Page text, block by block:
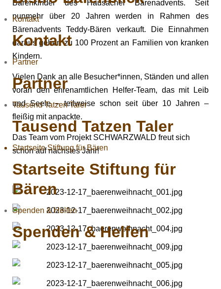
Kontakt
Kontakt
Partner
Partner
Tausend Tatzen Taler
Tausend Tatzen Taler
Startseite Stiftung für Bären
Startseite Stiftung für
Bären
Spenden & Helfen
Spenden & Helfen
Bärenkinder des Hausacher Bärenadvents. Seit
nunmehr über 20 Jahren werden in Rahmen des
Bärenadvents Teddy-Bären verkauft. Die Einnahmen
daraus gehen zu 100 Prozent an Familien von kranken
Kindern.
Vielen Dank an alle Besucher*innen, Ständen und allen
voran den ehrenamtlichen Helfer-Team, das mit Leib
und Seele – teilweise schon seit über 10 Jahren –
fleißig mit anpackte.
Das Team vom Projekt SCHWARZWALD freut sich
schon auf nächstes Jahr!